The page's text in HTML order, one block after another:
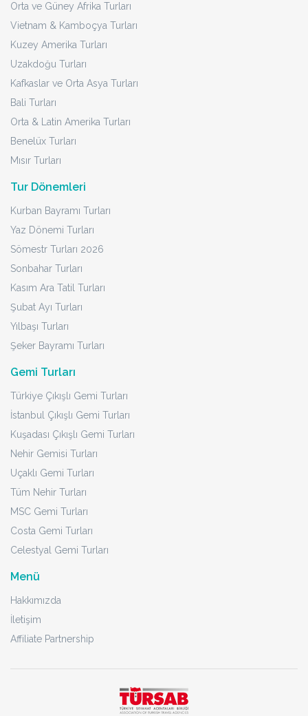
Orta ve Güney Afrika Turları
Vietnam & Kamboçya Turları
Kuzey Amerika Turları
Uzakdoğu Turları
Kafkaslar ve Orta Asya Turları
Bali Turları
Orta & Latin Amerika Turları
Benelüx Turları
Mısır Turları
Tur Dönemleri
Kurban Bayramı Turları
Yaz Dönemi Turları
Sömestr Turları 2026
Sonbahar Turları
Kasım Ara Tatil Turları
Şubat Ayı Turları
Yılbaşı Turları
Şeker Bayramı Turları
Gemi Turları
Türkiye Çıkışlı Gemi Turları
İstanbul Çıkışlı Gemi Turları
Kuşadası Çıkışlı Gemi Turları
Nehir Gemisi Turları
Uçaklı Gemi Turları
Tüm Nehir Turları
MSC Gemi Turları
Costa Gemi Turları
Celestyal Gemi Turları
Menü
Hakkımızda
İletişim
Affiliate Partnership